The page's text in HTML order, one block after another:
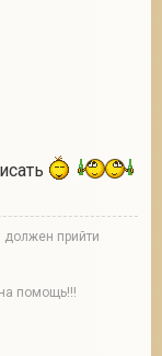
должен прийти
помощь!!!